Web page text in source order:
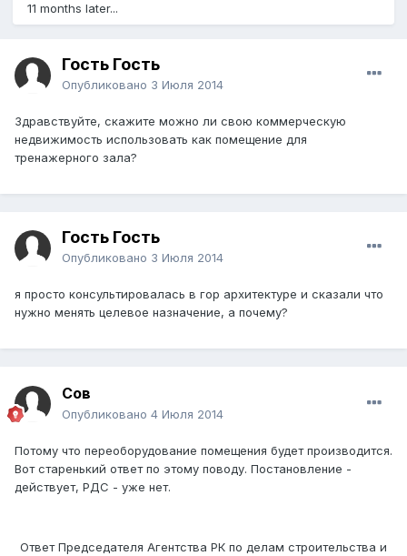
11 months later...
Гость Гость
Опубликовано 3 Июля 2014
Здравствуйте, скажите можно ли свою коммерческую
недвижимость использовать как помещение для
тренажерного зала?
Гость Гость
Опубликовано 3 Июля 2014
я просто консультировалась в гор архитектуре и сказали что
нужно менять целевое назначение, а почему?
Сов
Опубликовано 4 Июля 2014
Потому что переоборудование помещения будет производится.
Вот старенький ответ по этому поводу. Постановление -
действует, РДС - уже нет.
Ответ Председателя Агентства РК по делам строительства и